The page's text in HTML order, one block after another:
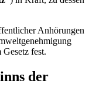
Anhörungen
Gesetz fest.
der